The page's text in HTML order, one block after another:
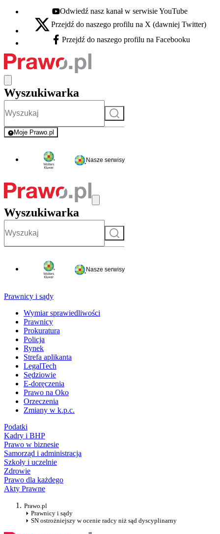
Youtube - otwiera się w nowej karcie
Odwiedź nasz kanał w serwisie YouTube
X - otwiera się w nowej karcie
Przejdź do naszego profilu na X (dawniej Twitter)
Facebook - otwiera się w nowej karcie
Przejdź do naszego profilu na Facebooku
Wyszukiwarka
Szukaj
Moje Prawo.pl
- rejestracja i logowanie do serwisu
Nasze serwisy
Wyszukiwarka
Szukaj
Nasze serwisy
Prawnicy i sądy
Wymiar sprawiedliwości
Prawnicy
Prokuratura
Policja
Rynek
Strefa aplikanta
LegalTech
Sędziowie
E-doręczenia
Prawo na Oko
Orzeczenia
Zmiany w k.p.c.
Podatki
Kadry i BHP
Prawo w biznesie
Samorząd i administracja
Szkoły i uczelnie
Zdrowie
Prawo dla każdego
Akty Prawne
Prawo.pl
Prawnicy i sądy
SN ostrożniejszy w ocenie radcy niż sąd dyscyplinarny